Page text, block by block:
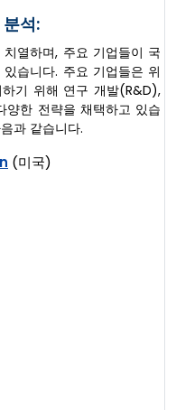
석:
열하며, 주요 기업들이 국
습니다. 주요 기업들은 위
기 위해 연구 개발(R&D),
한 전략을 채택하고 있습
과 같습니다.
(미국)